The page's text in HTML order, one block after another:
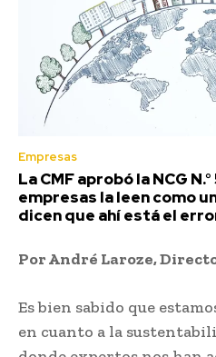
Empresas
La CMF aprobó la NCG
empresas la leen como
dicen que ahí está el
Por André Laroze,
Es bien sabido que
en cuanto a la